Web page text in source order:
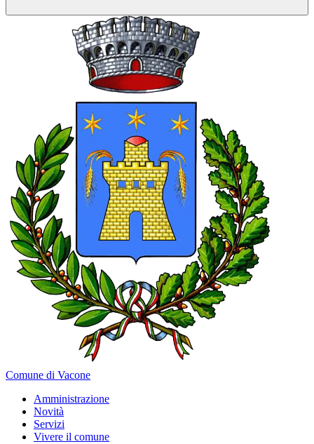
Comune di Vacone
Amministrazione
Novità
Servizi
Vivere il comune